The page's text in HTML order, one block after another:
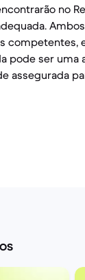
no
competentes,
pode ser uma
assegurada